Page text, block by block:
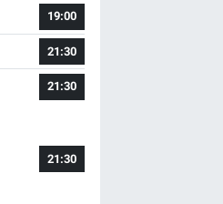
19:00
21:30
21:30
21:30